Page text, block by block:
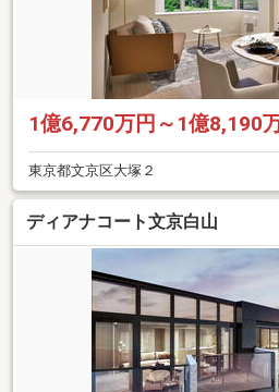
1億6,770万円～1億8,190
東京都文京区大塚２
ディアナコート文京白山